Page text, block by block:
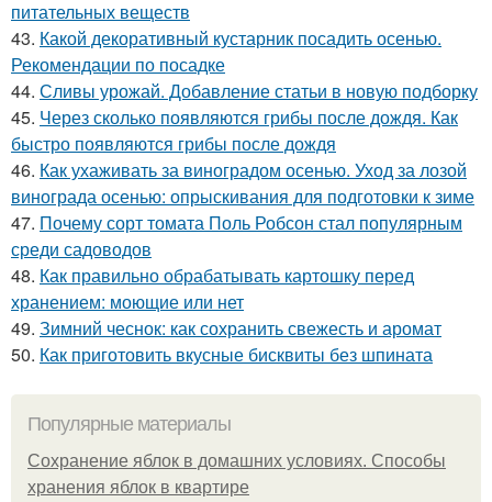
питательных веществ
43. Какой декоративный кустарник посадить осенью.
Рекомендации по посадке
44. Сливы урожай. Добавление статьи в новую подборку
45. Через сколько появляются грибы после дождя. Как
быстро появляются грибы после дождя
46. Как ухаживать за виноградом осенью. Уход за лозой
винограда осенью: опрыскивания для подготовки к зиме
47. Почему сорт томата Поль Робсон стал популярным
среди садоводов
48. Как правильно обрабатывать картошку перед
хранением: моющие или нет
49. Зимний чеснок: как сохранить свежесть и аромат
50. Как приготовить вкусные бисквиты без шпината
Популярные материалы
Сохранение яблок в домашних условиях. Способы
хранения яблок в квартире